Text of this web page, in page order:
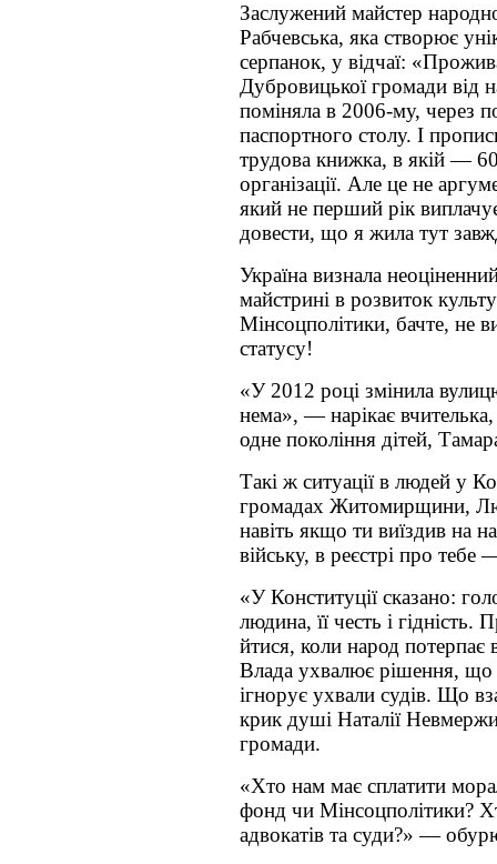
Заслужений майстер
Рабчевська, яка створює
серпанок, у відчаї:
Дубровицької громади від
поміняла в 2006-му, через
паспортного столу. І
трудова книжка, в якій —
організації. Але це не
який не перший рік
довести, що я жила тут
Україна визнала
майстрині в розвиток
Мінсоцполітики, бачте, не
статусу!
«У 2012 році змінила
нема», — нарікає
одне покоління дітей,
Такі ж ситуації в людей у
громадах Житомирщини,
навіть якщо ти виїздив на
війську, в реєстрі про тебе
«У Конституції сказано:
людина, її честь і гідність.
йтися, коли народ потерпає
Влада ухвалює рішення, що
ігнорує ухвали судів. Що
крик душі Наталії
громади.
«Хто нам має сплатити
фонд чи Мінсоцполітики?
адвокатів та суди?» —